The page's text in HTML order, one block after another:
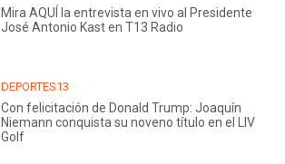
Mira AQUÍ la entrevista en vivo al Presidente
José Antonio Kast en T13 Radio
DEPORTES13
Con felicitación de Donald Trump: Joaquín
Niemann conquista su noveno título en el LIV
Golf